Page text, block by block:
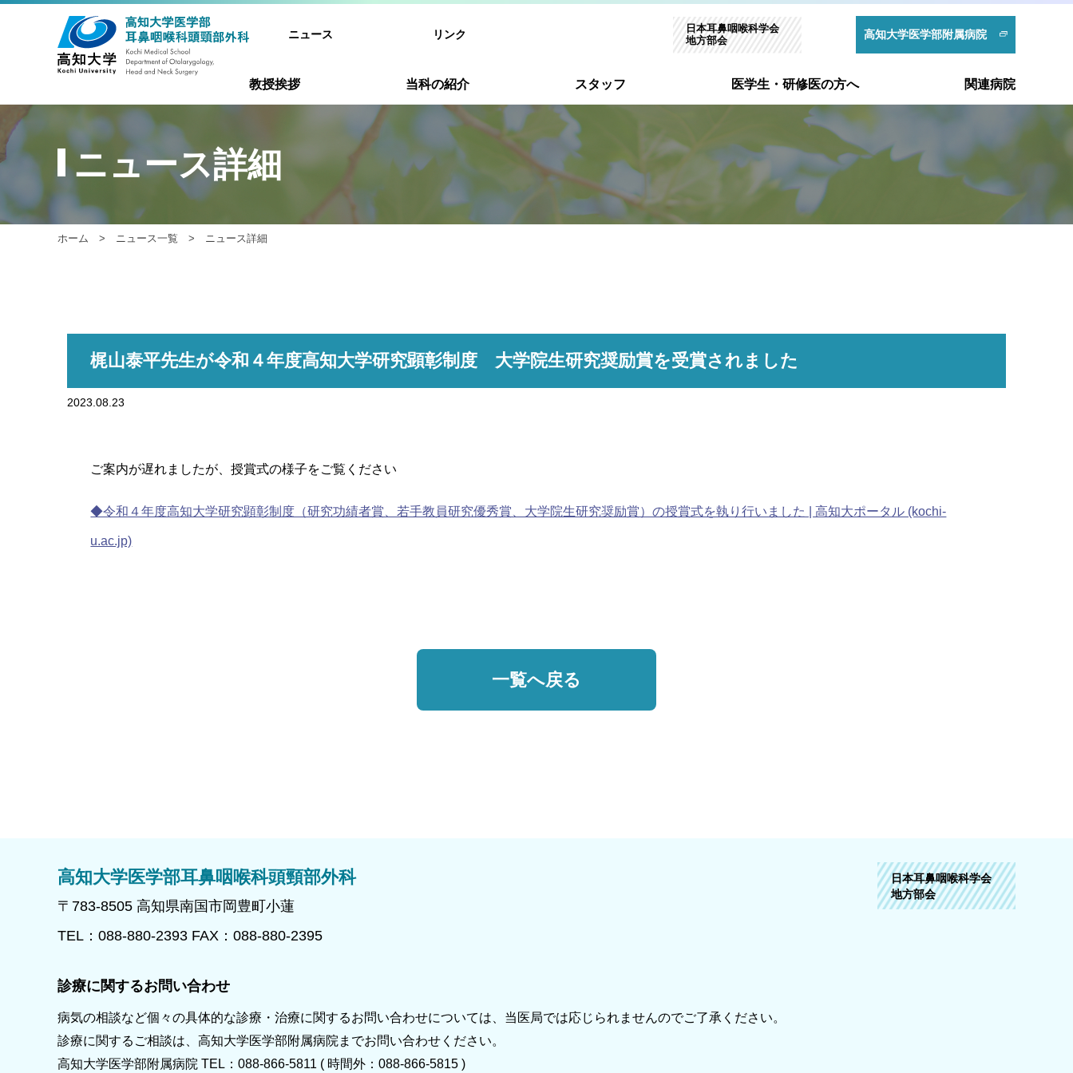
ニュース リンク
日本耳鼻咽喉科学会
地方部会
高知大学医学部附属病院
教授挨拶 当科の紹介 スタッフ 医学生・研修医の方へ 関連病院
ニュース詳細
ホーム > ニュース一覧 > ニュース詳細
梶山泰平先生が令和４年度高知大学研究顕彰制度 大学院生研究奨励賞を受賞されました
2023.08.23
ご案内が遅れましたが、授賞式の様子をご覧ください
◆令和４年度高知大学研究顕彰制度（研究功績者賞、若手教員研究優秀賞、大学院生研究奨励賞）の授賞式を執り行いました | 高知大ポータル (kochi-
u.ac.jp)
一覧へ戻る
高知大学医学部耳鼻咽喉科頭頸部外科
〒783-8505 高知県南国市岡豊町小蓮
TEL：088-880-2393 FAX：088-880-2395
日本耳鼻咽喉科学会
地方部会
診療に関するお問い合わせ
病気の相談など個々の具体的な診療・治療に関するお問い合わせについては、当医局では応じられませんのでご了承ください。
診療に関するご相談は、高知大学医学部附属病院までお問い合わせください。
高知大学医学部附属病院 TEL：088-866-5811 ( 時間外：088-866-5815 )